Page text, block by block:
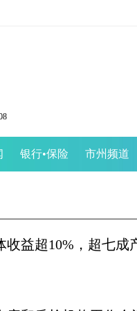
银行•保险 市州频道
收益超10%，超七成